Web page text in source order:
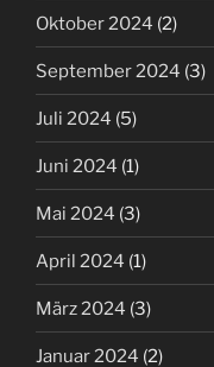
Oktober 2024 (2)
September 2024 (3)
Juli 2024 (5)
Juni 2024 (1)
Mai 2024 (3)
April 2024 (1)
März 2024 (3)
Januar 2024 (2)